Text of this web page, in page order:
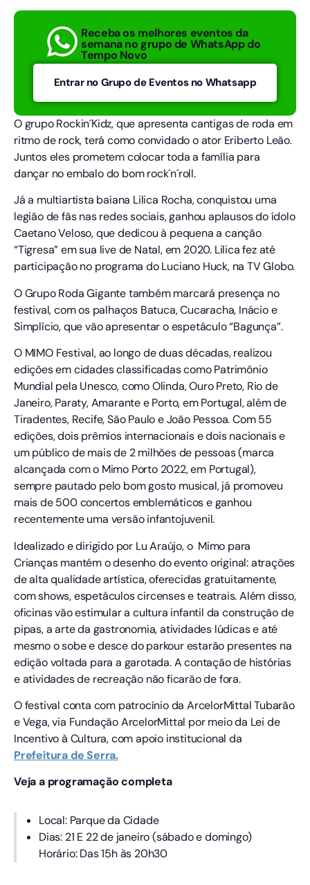
Receba os melhores eventos da
semana no grupo de WhatsApp do
Tempo Novo
Entrar no Grupo de Eventos no Whatsapp
O grupo Rockin´Kidz, que apresenta cantigas de roda em
ritmo de rock, terá como convidado o ator Eriberto Leão.
Juntos eles prometem colocar toda a família para
dançar no embalo do bom rock´n´roll.
Já a multiartista baiana Lilica Rocha, conquistou uma
legião de fãs nas redes sociais, ganhou aplausos do ídolo
Caetano Veloso, que dedicou à pequena a canção
“Tigresa” em sua live de Natal, em 2020. Lilica fez até
participação no programa do Luciano Huck, na TV Globo.
O Grupo Roda Gigante também marcará presença no
festival, com os palhaços Batuca, Cucaracha, Inácio e
Simplício, que vão apresentar o espetáculo “Bagunça”.
O MIMO Festival, ao longo de duas décadas, realizou
edições em cidades classificadas como Patrimônio
Mundial pela Unesco, como Olinda, Ouro Preto, Rio de
Janeiro, Paraty, Amarante e Porto, em Portugal, além de
Tiradentes, Recife, São Paulo e João Pessoa. Com 55
edições, dois prêmios internacionais e dois nacionais e
um público de mais de 2 milhões de pessoas (marca
alcançada com o Mimo Porto 2022, em Portugal),
sempre pautado pelo bom gosto musical, já promoveu
mais de 500 concertos emblemáticos e ganhou
recentemente uma versão infantojuvenil.
Idealizado e dirigido por Lu Araújo, o Mimo para
Crianças mantém o desenho do evento original: atrações
de alta qualidade artística, oferecidas gratuitamente,
com shows, espetáculos circenses e teatrais. Além disso,
oficinas vão estimular a cultura infantil da construção de
pipas, a arte da gastronomia, atividades lúdicas e até
mesmo o sobe e desce do parkour estarão presentes na
edição voltada para a garotada. A contação de histórias
e atividades de recreação não ficarão de fora.
O festival conta com patrocínio da ArcelorMittal Tubarão
e Vega, via Fundação ArcelorMittal por meio da Lei de
Incentivo à Cultura, com apoio institucional da
Prefeitura de Serra.
Veja a programação completa
Local: Parque da Cidade
Dias: 21 E 22 de janeiro (sábado e domingo)
Horário: Das 15h às 20h30